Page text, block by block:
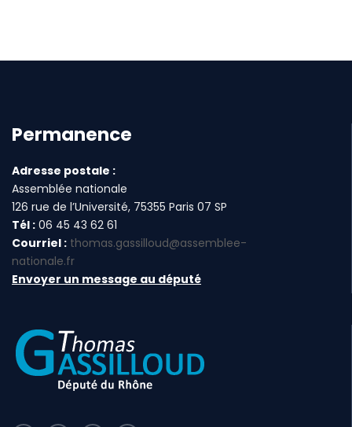
Permanence
Adresse postale :
Assemblée nationale
126 rue de l’Université, 75355 Paris 07 SP
Tél : 06 45 43 62 61
Courriel : thomas.gassilloud@assemblee-
nationale.fr
Envoyer un message au député